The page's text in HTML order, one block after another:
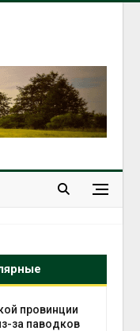
провинции
за паводков